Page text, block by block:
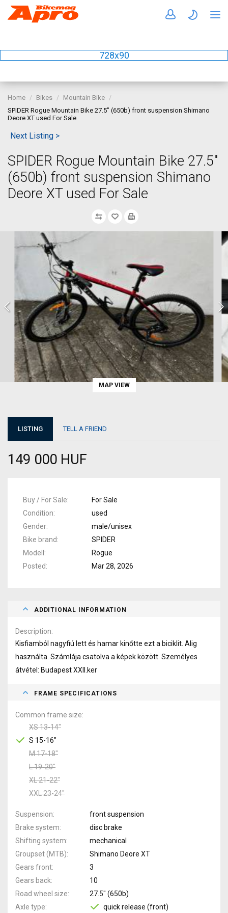
728x90
Home Bikes
Mountain Bike
SPIDER Rogue Mountain Bike 27.5" (650b) front suspension Shimano
Deore XT used For Sale
Next Listing >
SPIDER Rogue Mountain Bike 27.5"
(650b) front suspension Shimano
Deore XT used For Sale
MAP VIEW
LISTING TELL A FRIEND
149 000 HUF
Buy / For Sale
For Sale
Condition
used
Gender
male/unisex
Bike brand
SPIDER
Modell
Rogue
Posted
Mar 28, 2026
ADDITIONAL INFORMATION
Description
Kisfiamból nagyfiú lett és hamar kinőtte ezt a biciklit. Alig
használta. Számlája csatolva a képek között. Személyes
átvétel: Budapest XXII.ker
FRAME SPECIFICATIONS
Common frame size
XS 13-14"
S 15-16"
M 17-18"
L 19-20"
XL 21-22"
XXL 23-24"
Suspension
front suspension
Brake system
disc brake
Shifting system
mechanical
Groupset (MTB)
Shimano Deore XT
Gears front
3
Gears back
10
Road wheel size
27.5" (650b)
Axle type
quick release (front)